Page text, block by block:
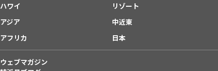
ハワイ
リゾート
アジア
中近東
アフリカ
日本
ウェブマガジン